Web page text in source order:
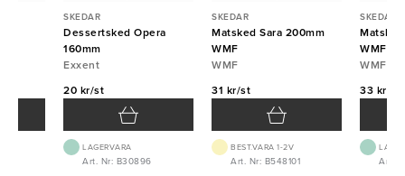
SKEDAR
Dessertsked Opera
160mm
Exxent
20 kr/st
LAGERVARA
Art. Nr: B30896
SKEDAR
Matsked Sara 200mm
WMF
WMF
31 kr/st
BEST.VARA 1-2V
Art. Nr: B548101
SKEDAR
WMF
WMF
33 kr/st
Art.